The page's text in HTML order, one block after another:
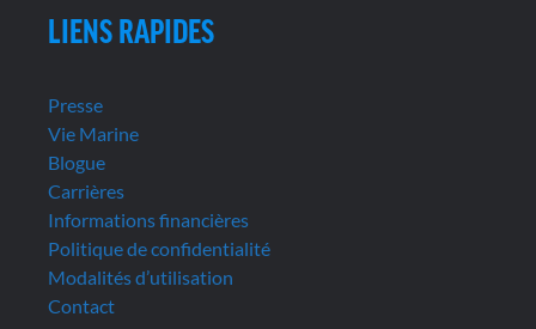
LIENS RAPIDES
Presse
Vie Marine
Blogue
Carrières
Informations financières
Politique de confidentialité
Modalités d’utilisation
Contact